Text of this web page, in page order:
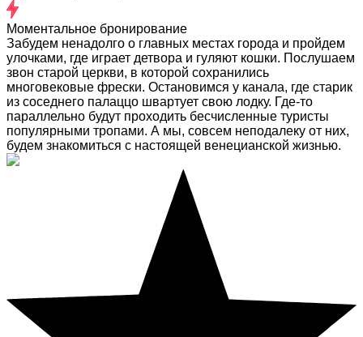
Моментальное бронирование
Забудем ненадолго о главных местах города и пройдем
улочками, где играет детвора и гуляют кошки. Послушаем
звон старой церкви, в которой сохранились
многовековые фрески. Остановимся у канала, где старик
из соседнего палаццо швартует свою лодку. Где-то
параллельно будут проходить бесчисленные туристы
популярными тропами. А мы, совсем неподалеку от них,
будем знакомиться с настоящей венецианской жизнью.